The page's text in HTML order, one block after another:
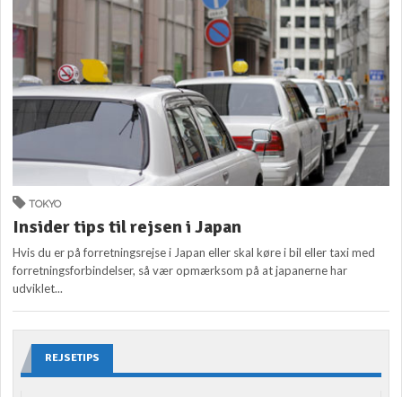
TOKYO
Insider tips til rejsen i Japan
Hvis du er på forretningsrejse i Japan eller skal køre i bil eller taxi med
forretningsforbindelser, så vær opmærksom på at japanerne har
udviklet...
REJSETIPS